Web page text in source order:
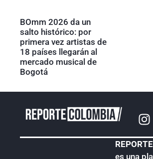
BOmm 2026 da un
salto histórico: por
primera vez artistas de
18 países llegarán al
mercado musical de
Bogotá
es una